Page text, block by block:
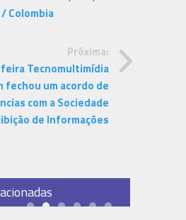
Colombia
Próxima:
Tecnomultimídia
fechou um acordo de
com a Sociedade
de Informações